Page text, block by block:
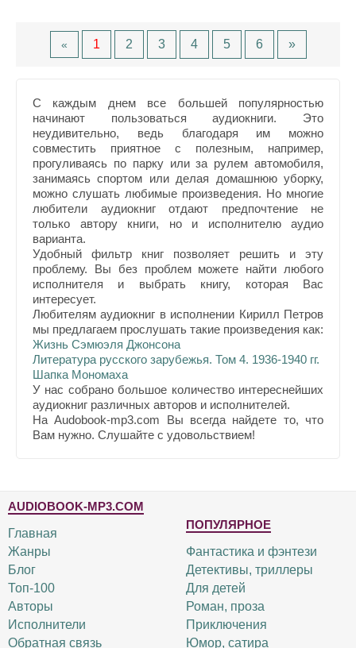
« 1 2 3 4 5 6 »
С каждым днем все большей популярностью
начинают пользоваться аудиокниги. Это
неудивительно, ведь благодаря им можно
совместить приятное с полезным, например,
прогуливаясь по парку или за рулем автомобиля,
занимаясь спортом или делая домашнюю уборку,
можно слушать любимые произведения. Но многие
любители аудиокниг отдают предпочтение не
только автору книги, но и исполнителю аудио
варианта.
Удобный фильтр книг позволяет решить и эту
проблему. Вы без проблем можете найти любого
исполнителя и выбрать книгу, которая Вас
интересует.
Любителям аудиокниг в исполнении Кирилл Петров
мы предлагаем прослушать такие произведения как:
Жизнь Сэмюэля Джонсона
Литература русского зарубежья. Том 4. 1936-1940 гг.
Шапка Мономаха
У нас собрано большое количество интереснейших
аудиокниг различных авторов и исполнителей.
На Audobook-mp3.com Вы всегда найдете то, что
Вам нужно. Слушайте с удовольствием!
AUDIOBOOK-MP3.COM
Главная
Жанры
Блог
Топ-100
Авторы
Исполнители
Обратная связь
ПОПУЛЯРНОЕ
Фантастика и фэнтези
Детективы, триллеры
Для детей
Роман, проза
Приключения
Юмор, сатира